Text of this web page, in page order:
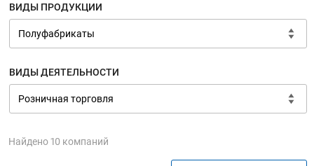
ВИДЫ ПРОДУКЦИИ
ВИДЫ ДЕЯТЕЛЬНОСТИ
Найдено 10 компаний